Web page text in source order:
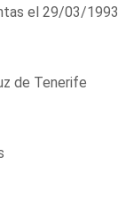
el 29/03/1993
de Tenerife